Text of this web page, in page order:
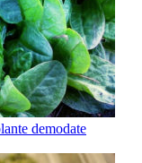
demodate